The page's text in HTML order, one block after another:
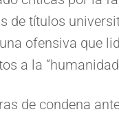
de títulos
ofensiva que
a la
de condena